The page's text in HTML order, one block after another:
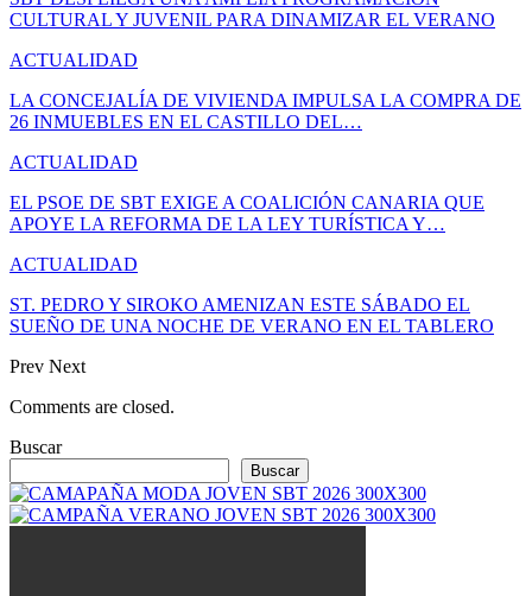
CULTURAL Y JUVENIL PARA DINAMIZAR EL VERANO
ACTUALIDAD
LA CONCEJALÍA DE VIVIENDA IMPULSA LA COMPRA DE
26 INMUEBLES EN EL CASTILLO DEL…
ACTUALIDAD
EL PSOE DE SBT EXIGE A COALICIÓN CANARIA QUE
APOYE LA REFORMA DE LA LEY TURÍSTICA Y…
ACTUALIDAD
ST. PEDRO Y SIROKO AMENIZAN ESTE SÁBADO EL
SUEÑO DE UNA NOCHE DE VERANO EN EL TABLERO
Prev Next
Comments are closed.
Buscar
Buscar